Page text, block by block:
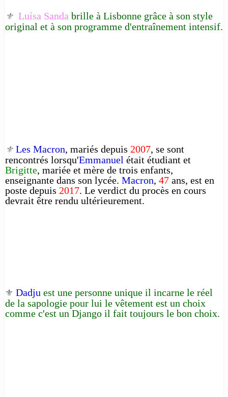
⚜️ Luísa Sanda brille à Lisbonne grâce à son style
original et à son programme d'entraînement intensif.
⚜️ Les Macron, mariés depuis 2007, se sont
rencontrés lorsqu'Emmanuel était étudiant et
Brigitte, mariée et mère de trois enfants,
enseignante dans son lycée. Macron, 47 ans, est en
poste depuis 2017. Le verdict du procès en cours
devrait être rendu ultérieurement.
⚜️ Dadju est une personne unique il incarne le réel
de la sapologie pour lui le vêtement est un choix
comme c'est un Django il fait toujours le bon choix.